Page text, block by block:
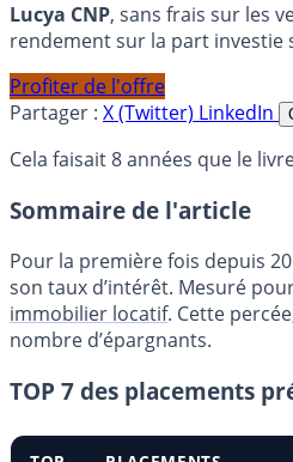
Lucya CNP, sans frais sur les
rendement sur la part investie
Profiter de l'offre
Partager : X (Twitter) LinkedIn
Cela faisait 8 années que le
Sommaire de l'article
Pour la première fois depuis
son taux d’intérêt. Mesuré
immobilier locatif. Cette
nombre d’épargnants.
TOP 7 des placements